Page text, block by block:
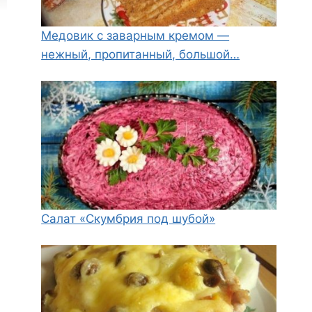
Медовик с заварным кремом —
нежный, пропитанный, большой…
Салат «Скумбрия под шубой»